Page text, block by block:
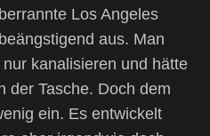
Los Angeles
aus. Man
kanalisieren und hätte
der Tasche. Doch dem
ein. Es entwickelt